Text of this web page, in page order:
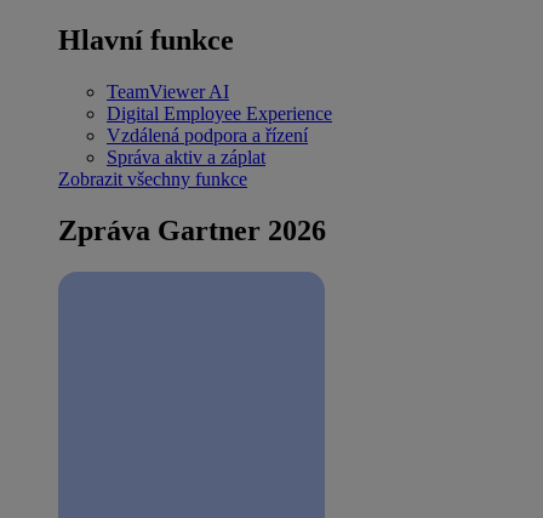
Hlavní funkce
TeamViewer AI
Digital Employee Experience
Vzdálená podpora a řízení
Správa aktiv a záplat
Zobrazit všechny funkce
Zpráva Gartner 2026